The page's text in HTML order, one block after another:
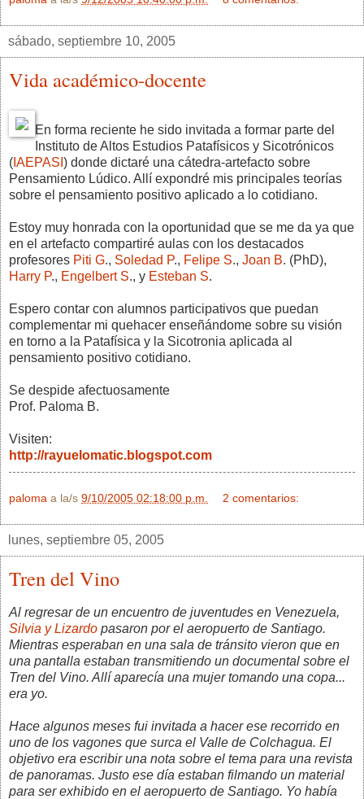
sábado, septiembre 10, 2005
Vida académico-docente
En forma reciente he sido invitada a formar parte del
Instituto de Altos Estudios Patafísicos y Sicotrónicos
( IAEPASI ) donde dictaré una cátedra-artefacto sobre
Pensamiento Lúdico. Allí expondré mis principales teorías
sobre el pensamiento positivo aplicado a lo cotidiano.
Estoy muy honrada con la oportunidad que se me da ya que
en el artefacto compartiré aulas con los destacados
profesores Piti G., Soledad P., Felipe S., Joan B. (PhD),
Harry P., Engelbert S., y Esteban S.
Espero contar con alumnos participativos que puedan
complementar mi quehacer enseñándome sobre su visión
en torno a la Patafísica y la Sicotronia aplicada al
pensamiento positivo cotidiano.
Se despide afectuosamente
Prof. Paloma B.
Visiten:
http://rayuelomatic.blogspot.com
paloma a la/s 9/10/2005 02:18:00 p.m. 2 comentarios:
lunes, septiembre 05, 2005
Tren del Vino
Al regresar de un encuentro de juventudes en Venezuela,
Silvia y Lizardo pasaron por el aeropuerto de Santiago.
Mientras esperaban en una sala de tránsito vieron que en
una pantalla estaban transmitiendo un documental sobre el
Tren del Vino. Allí aparecía una mujer tomando una copa...
era yo.
Hace algunos meses fui invitada a hacer ese recorrido en
uno de los vagones que surca el Valle de Colchagua. El
objetivo era escribir una nota sobre el tema para una revista
de panoramas. Justo ese día estaban filmando un material
para ser exhibido en el aeropuerto de Santiago. Yo había